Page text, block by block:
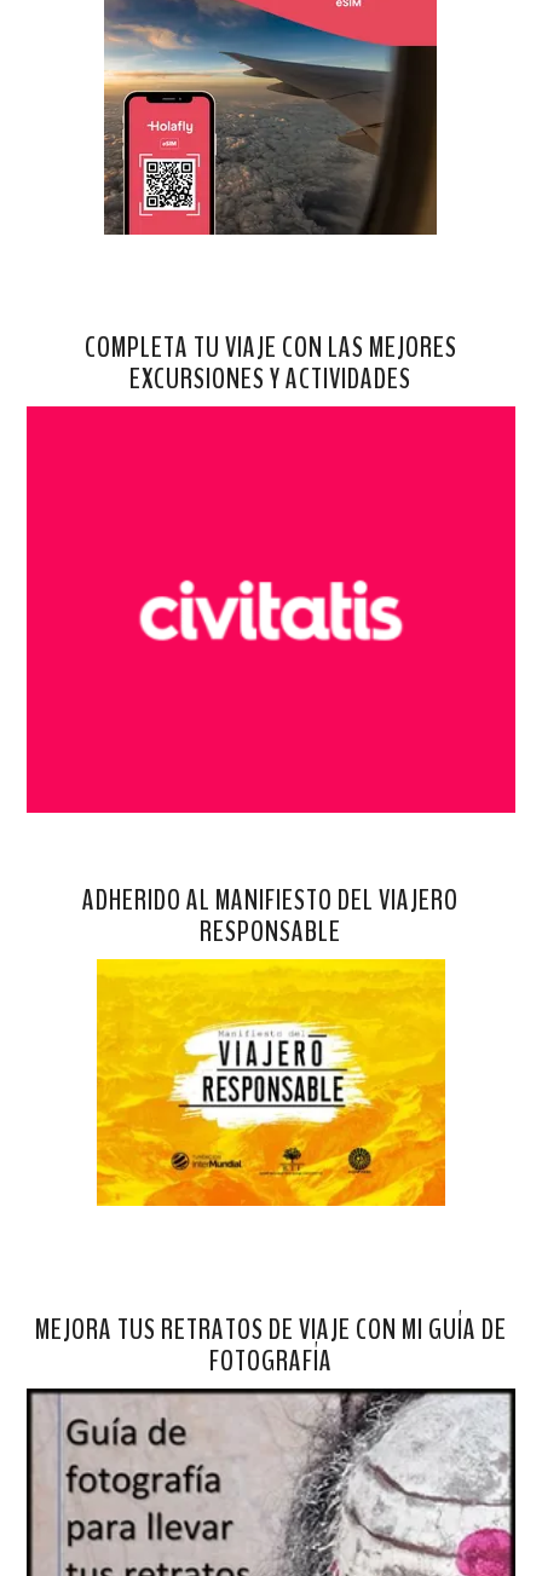
COMPLETA TU VIAJE CON LAS MEJORES
EXCURSIONES Y ACTIVIDADES
ADHERIDO AL MANIFIESTO DEL VIAJERO
RESPONSABLE
MEJORA TUS RETRATOS DE VIAJE CON MI GUÍA DE
FOTOGRAFÍA